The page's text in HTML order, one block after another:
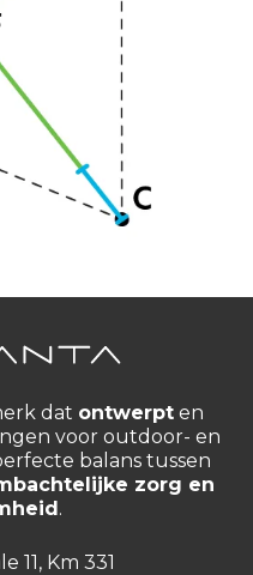
dat ontwerpten
voor outdoor- en
balans tussen
zorg en
.
11, Km 331